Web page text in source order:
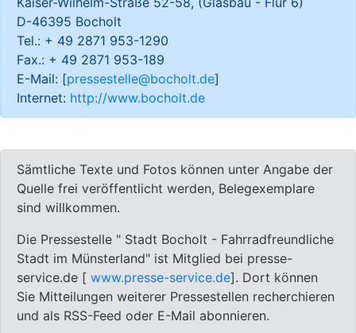
D-46395 Bocholt
Tel.: + 49 2871 953-1290
Fax.: + 49 2871 953-189
E-Mail: [pressestelle@bocholt.de]
Internet: http://www.bocholt.de
Sämtliche Texte und Fotos können unter Angabe der
Quelle frei veröffentlicht werden, Belegexemplare
sind willkommen.
Die Pressestelle " Stadt Bocholt - Fahrradfreundliche
Stadt im Münsterland" ist Mitglied bei presse-
service.de [ www.presse-service.de]. Dort können
Sie Mitteilungen weiterer Pressestellen recherchieren
und als RSS-Feed oder E-Mail abonnieren.